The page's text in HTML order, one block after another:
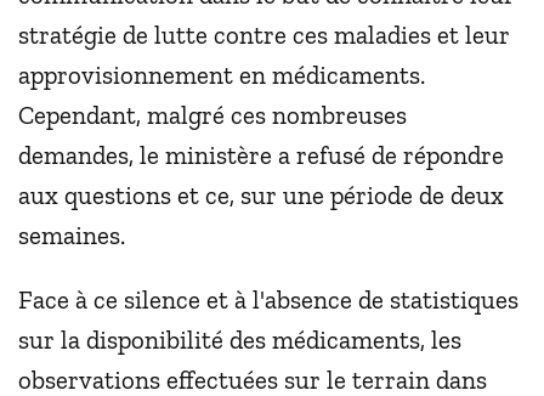
stratégie de lutte contre ces maladies et leur
approvisionnement en médicaments.
Cependant, malgré ces nombreuses
demandes, le ministère a refusé de répondre
aux questions et ce, sur une période de deux
semaines.
Face à ce silence et à l'absence de statistiques
sur la disponibilité des médicaments, les
observations effectuées sur le terrain dans